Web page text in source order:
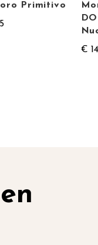
Primitivo
€